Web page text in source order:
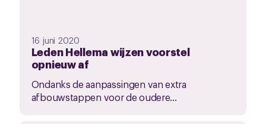
16 juni 2020
Leden Hellema wijzen voorstel
opnieuw af
Ondanks de aanpassingen van extra
afbouwstappen voor de oudere...